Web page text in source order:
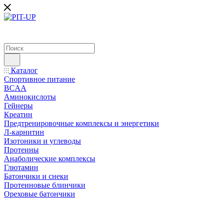
Каталог
Спортивное питание
BCAA
Аминокислоты
Гейнеры
Креатин
Предтренировочные комплексы и энергетики
Л-карнитин
Изотоники и углеводы
Протеины
Анаболические комплексы
Глютамин
Батончики и снеки
Протеиновые блинчики
Ореховые батончики